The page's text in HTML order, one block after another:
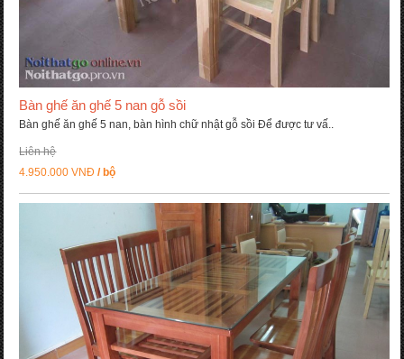
Bàn ghế ăn ghế 5 nan gỗ sồi
Bàn ghế ăn ghế 5 nan, bàn hình chữ nhật gỗ sồi Để được tư vấ..
Liên hệ
4.950.000 VNĐ/ bộ